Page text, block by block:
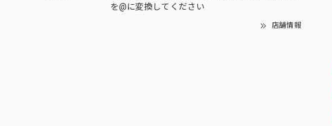
を@に変換してください
店舗情報